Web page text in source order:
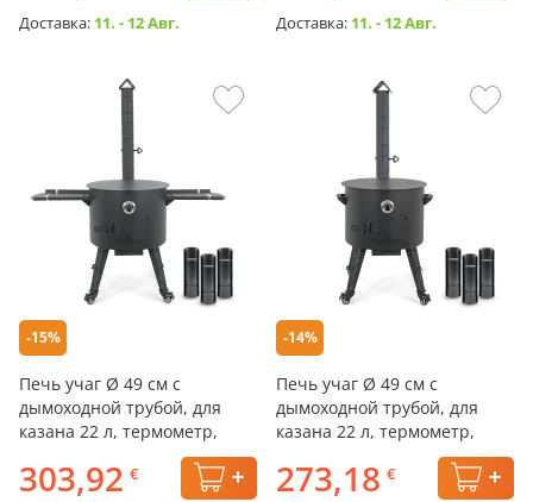
Доставка: 11. - 12 Авг. Доставка: 11. - 12 Авг.
-15%
Печь учаг Ø 49 см с
дымоходной трубой, для
казана 22 л, термометр,
колёса, столики, плита
303,92 €
-14%
Печь учаг Ø 49 см с
дымоходной трубой, для
казана 22 л, термометр,
273,18 €